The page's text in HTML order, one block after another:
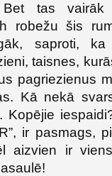
Bet tas
robežu šis
saproti,
taisnes,
pagriezienus
Kā nekā
Kopējie
ir pasmags,
ir viens